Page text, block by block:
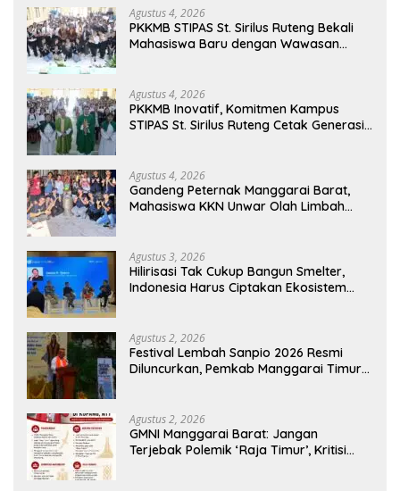
Agustus 4, 2026
PKKMB STIPAS St. Sirilus Ruteng Bekali
Mahasiswa Baru dengan Wawasan
Agustus 4, 2026
PKKMB Inovatif, Komitmen Kampus
STIPAS St. Sirilus Ruteng Cetak Generasi
Agustus 4, 2026
Gandeng Peternak Manggarai Barat,
Mahasiswa KKN Unwar Olah Limbah
Agustus 3, 2026
Hilirisasi Tak Cukup Bangun Smelter,
Indonesia Harus Ciptakan Ekosistem
Agustus 2, 2026
Festival Lembah Sanpio 2026 Resmi
Diluncurkan, Pemkab Manggarai Timur
Agustus 2, 2026
GMNI Manggarai Barat: Jangan
Terjebak Polemik ‘Raja Timur’, Kritisi